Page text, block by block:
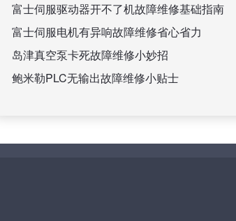
富士伺服驱动器开不了机故障维修基础指南
富士伺服电机有异响故障维修省心省力
岛津真空泵卡死故障维修小妙招
鲍米勒PLC无输出故障维修小贴士